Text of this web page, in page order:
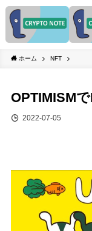
ホーム NFT
OPTIMISM
2022-07-05